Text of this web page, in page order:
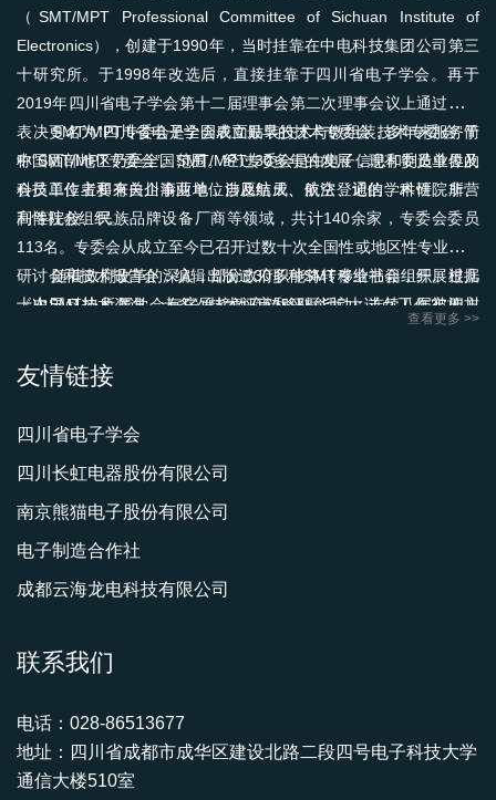
（SMT/MPT Professional Committee of Sichuan Institute of
Electronics），创建于1990年，当时挂靠在中电科技集团公司第三
十研究所。于1998年改选后，直接挂靠于四川省电子学会。再于
2019年四川省电子学会第十二届理事会第二次理事会议上通过投票
表决更名为“四川省电子学会表面贴装技术与微组装技术专委会”简
称“SMT/MPT专委会”。SMT/MPT专委会是由电子信息和制造业界的
科技工作者和有关企事业单位自愿结成、依法登记的学术性、非营
利性社会组织。
SMT/MPT专委会是全国成立最早的技术专委会，多年来服务于
中国西部地区乃至全国范围。经过30多年的发展，现有委员单位及
会员单位主要来自川渝两地，涉及航天、航空、通信、科研院所、
高等院校、民族品牌设备厂商等领域，共计140余家，专委会委员
113名。专委会从成立至今已召开过数十次全国性或地区性专业学术
研讨会和技术报告会；编辑出版过30多种SMT专业书籍，开展过几
十次SMT技术咨询，十多次技术评审和评标活动；连续八届被四川
影响力。
随着政府改革的深入，部分政府职能将转移给社会组织。根据
《中国科协所属学会有序承接政府转移职能扩大试点工作实施方
委会响应这一趋势，利用其专业和技术优势，专注于专业技术人员
的水平评价，而非行业准入资格认定，以区分与其他组织的职能。
授权，设立了“全国电子信息人才技能提升工程培养基地（SMT培训
部）”（基地编号：CIET161131），用于SMT应用工程师的培训和
考核。
航天职业技术学院联合设立“西南电子焊接技术技能人才培训基地”。
依托两个基地的优势，于2023年2月28日，SMT/MPT专委会与成都
工贸职业技术学院（成都市技师学院）共同发起，32家专委会成员
材料应用研究院正式成立，是中国首家专注于电子新工艺与新材料
应用的研究院。基地与研究院致力于开展包括电子手工焊接、返
为川渝两地电子信息产业发展和行业学会、校企合作培养人才并提
供强有力的支撑，助推西南技能人才提升工程繁荣与发展。
查看更多 >>
友情链接
四川省电子学会
四川长虹电器股份有限公司
南京熊猫电子股份有限公司
电子制造合作社
成都云海龙电科技有限公司
联系我们
电话：028-86513677
地址：四川省成都市成华区建设北路二段四号电子科技大学
通信大楼510室